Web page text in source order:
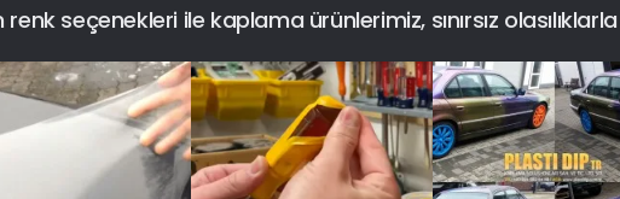
seçenekleri ile kaplama ürünlerimiz, sınırsız